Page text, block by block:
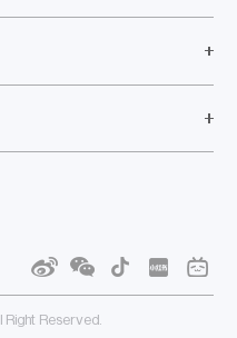
Right Reserved.